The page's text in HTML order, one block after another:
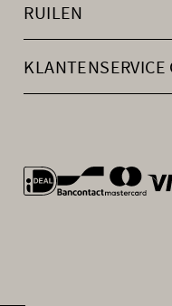
RUILEN
KLANTENSERVICE